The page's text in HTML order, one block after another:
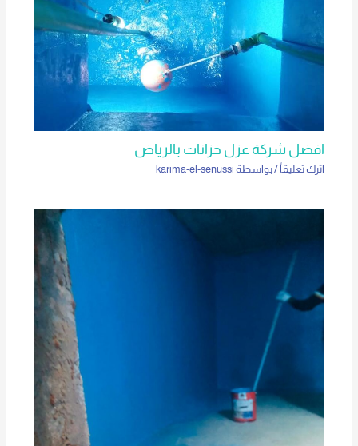
افضل شركة عزل خزانات بالرياض
اترك تعليقاً / بواسطة karima-el-senussi